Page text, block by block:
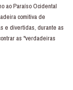
ao Paraíso Ocidental
comitiva de
e divertidas, durante as
as "verdadeiras